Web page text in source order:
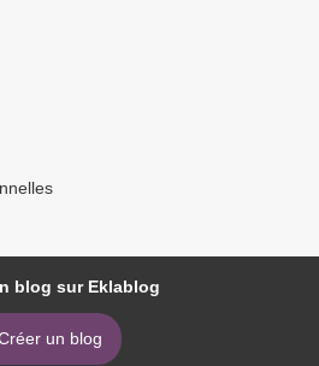
blog sur Eklablog
un blog